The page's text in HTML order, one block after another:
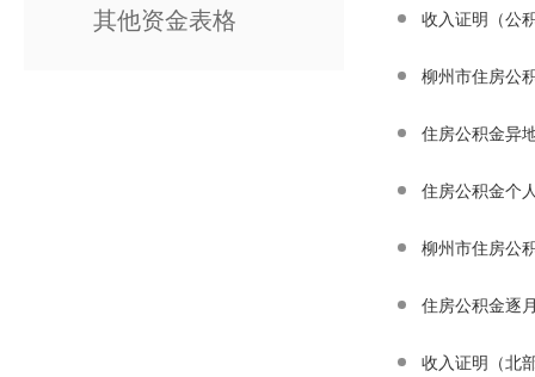
其他资金表格
收入证明（公
柳州市住房公
住房公积金异
住房公积金个
柳州市住房公
住房公积金逐
收入证明（北